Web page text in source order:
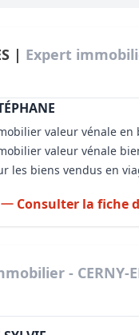
d’un Plan Local
et de l'immobilier
| Expert
valeur vénale
valeur vénale
les biens vendus en
Consulter la fiche
- CERNY-